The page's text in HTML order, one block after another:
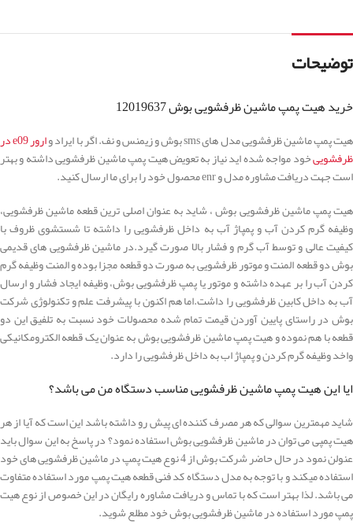
توضیحات
خرید هیت پمپ ماشین ظرفشویی بوش 12019637
هیت پمپ ماشین ظرفشویی مدل های sms بوش و زیمنس و نف. اگر با ایراد و
ارور e09 در
ظرفشوییخود مواجه شده اید نیاز به تعویض هیت پمپ ماشین ظرفشویی داشته و بهتر
است جهت دریافت مشاوره مدل و enr محصول خود را برای ما ارسال کنید.
هیت پمپ ماشین ظرفشویی بوش ، شاید به عنوان اصلی ترین قطعه ماشین ظرفشویی،
وظیفه گرم کردن آب و پمپاژ آب به داخل ظرفشویی را داشته تا شستشوی ظروف با
کیفیت عالی و توسط آب گرم و فشار بالا صورت گیرد.در ماشین ظرفشویی های قدیمی
بوش دو قطعه المنت و موتور ظرفشویی به صورت دو قطعه مجزا بوده و المنت وظیفه گرم
کردن آب را بر عهده داشته و موتور یا پمپ ظرفشویی بوش، وظیفه ایجاد فشار و ارسال
آب به داخل کابین ظرفشویی را داشت.اما هم اکنون با پیشرفت علم و تکنولوژی شرکت
بوش در راستای پایین آوردن قیمت تمام شده محصولات خود نسبت به تلفیق این دو
قطعه با هم نموده و هیت پمپ ماشین ظرفشویی بوش به عنوان یک قطعه الکترومکانیکی
واخد وظیفه گرم کردن و پمپاژ اب به داخل ظرفشویی را دارد.
ایا این هیت پمپ ماشین ظرفشویی مناسب دستگاه من می باشد؟
شاید مهمترین سوالی که هر مصرف کننده ای پیش رو داشته باشد این است که آیا از هر
هیت پمپی می توان در ماشین ظرفشویی بوش استفاده نمود؟ در پاسخ به این سوال باید
عنولن نمود در حال حاضر شرکت بوش از 4 نوع هیت پمپ در ماشین ظرفشویی های خود
استفاده میکند و با توجه به مدل دستگاه کد فنی قطعه هیت پمپ مورد استفاده متفاوت
می باشد. لذا بهتر است که با تماس و دریافت مشاوره رایگان در این خصوص از نوع هیت
پمپ مورد استفاده در ماشین ظرفشویی بوش خود مطلع شوید.